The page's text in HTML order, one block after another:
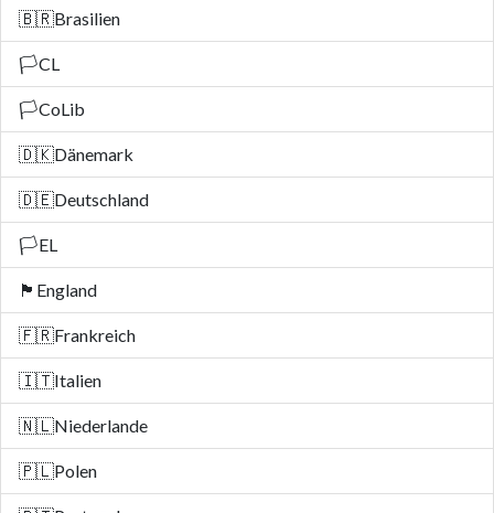
🇧🇷Brasilien
🏳️CL
🏳️CoLib
🇩🇰Dänemark
🇩🇪Deutschland
🏳️EL
🏴󠁧󠁢󠁥󠁮󠁧󠁿 England
🇫🇷Frankreich
🇮🇹Italien
🇳🇱Niederlande
🇵🇱Polen